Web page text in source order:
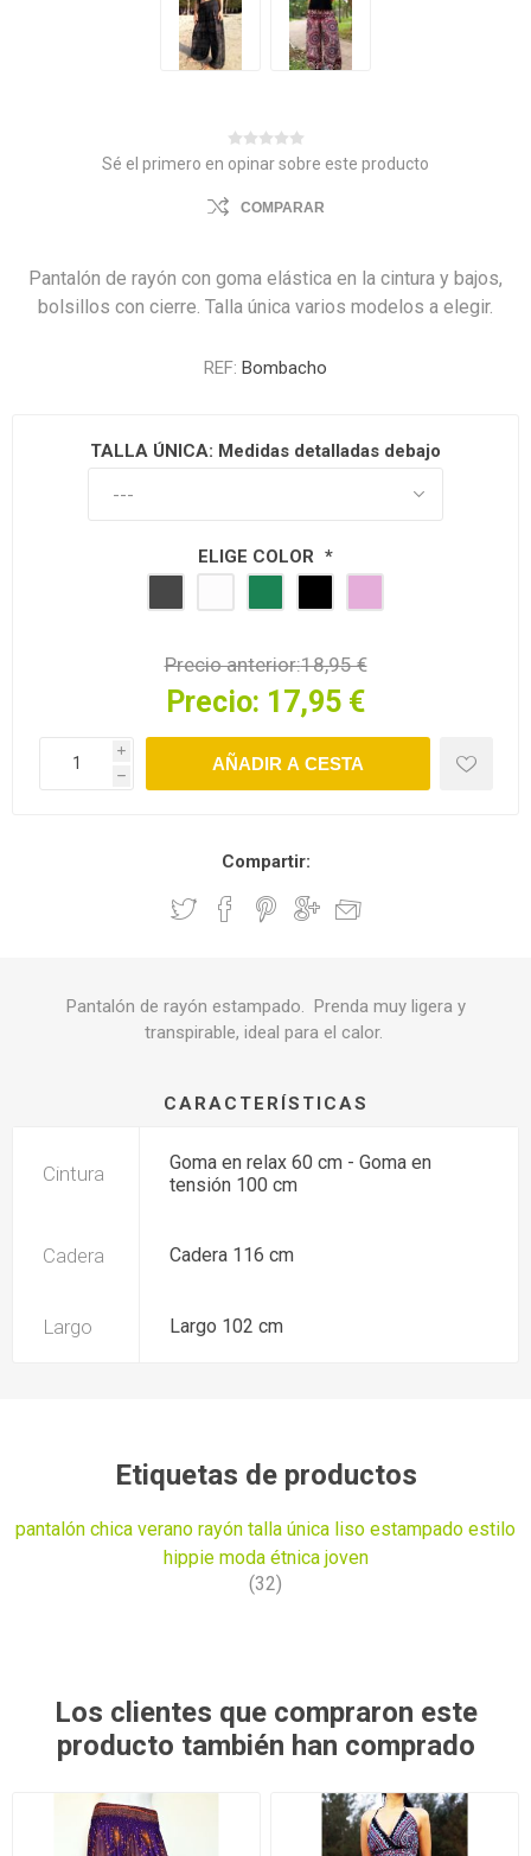
Sé el primero en opinar sobre este producto
COMPARAR
Pantalón de rayón con goma elástica en la cintura y bajos,
bolsillos con cierre. Talla única varios modelos a elegir.
REF: Bombacho
TALLA ÚNICA: Medidas detalladas debajo
ELIGE COLOR *
Precio anterior:18,95 €
Precio: 17,95 €
i
h
Compartir:
Pantalón de rayón estampado. Prenda muy ligera y
transpirable, ideal para el calor.
CARACTERÍSTICAS
Cintura
Goma en relax 60 cm - Goma en
tensión 100 cm
Cadera Cadera 116 cm
Largo Largo 102 cm
Etiquetas de productos
pantalón chica verano rayón talla única liso estampado estilo
hippie moda étnica joven
(32)
Los clientes que compraron este
producto también han comprado